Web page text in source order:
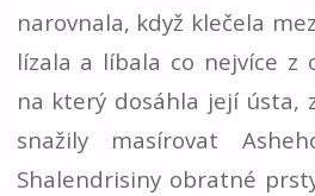
narovnala, když klečela
lízala a líbala co nejvíce z
na který dosáhla její ústa,
snažily masírovat
Shalendrisiny obratné